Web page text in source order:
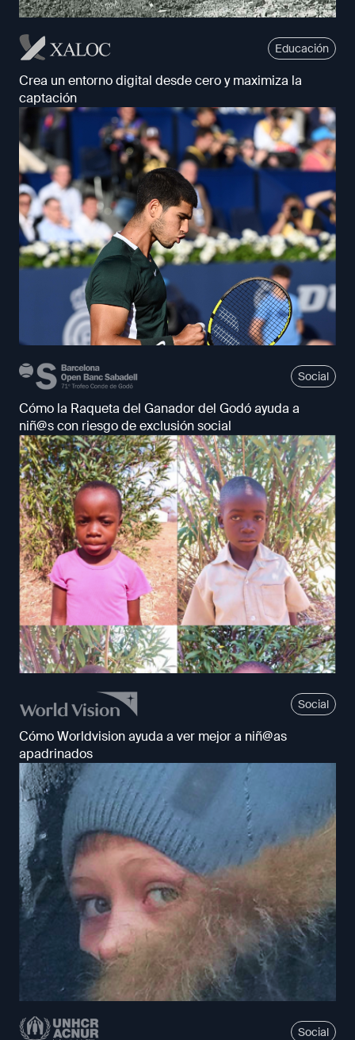
Educación
Crea un entorno digital desde cero y maximiza la
captación
Social
Cómo la Raqueta del Ganador del Godó ayuda a
niñ@s con riesgo de exclusión social
Social
Cómo Worldvision ayuda a ver mejor a niñ@as
apadrinados
Social